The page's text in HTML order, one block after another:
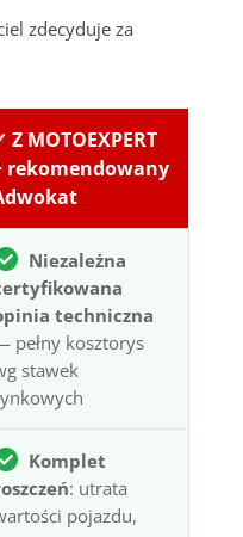
zdecyduje za
Z MOTOEXPERT
rekomendowany
Niezależna
techniczna
pełny kosztorys
stawek
Komplet
: utrata
pojazdu,